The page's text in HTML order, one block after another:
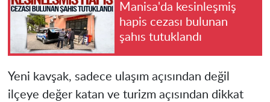
Manisa'da kesinleşmiş
hapis cezası bulunan
şahıs tutuklandı
Yeni kavşak, sadece ulaşım açısından değil
ilçeye değer katan ve turizm açısından dikkat